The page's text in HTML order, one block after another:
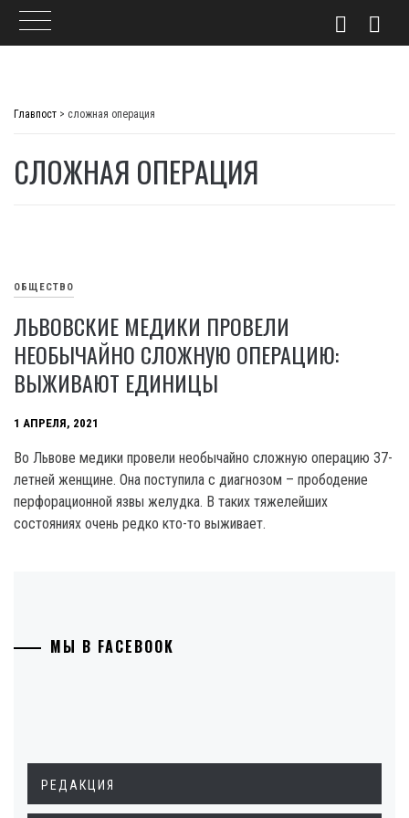
Главпост > сложная операция
СЛОЖНАЯ ОПЕРАЦИЯ
ОБЩЕСТВО
ЛЬВОВСКИЕ МЕДИКИ ПРОВЕЛИ
НЕОБЫЧАЙНО СЛОЖНУЮ ОПЕРАЦИЮ:
ВЫЖИВАЮТ ЕДИНИЦЫ
1 АПРЕЛЯ, 2021
Во Львове медики провели необычайно сложную операцию 37-
летней женщине. Она поступила с диагнозом – прободение
перфорационной язвы желудка. В таких тяжелейших
состояниях очень редко кто-то выживает.
МЫ В FACEBOOK
РЕДАКЦИЯ